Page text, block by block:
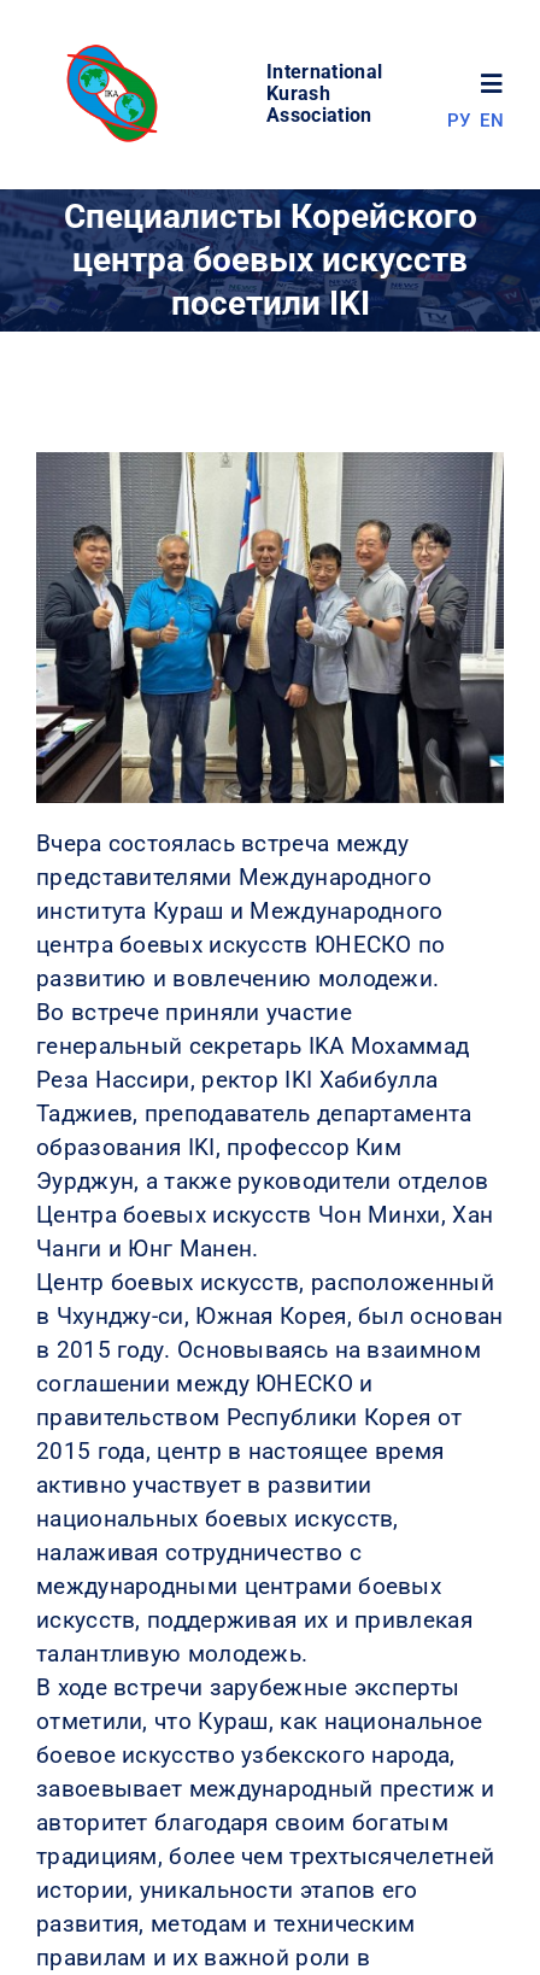
content
International
Kurash
Association
МИР КУРАША
РЕЗУЛЬТАТЫ
КОНТАКТЫ
РУ EN
Специалисты Корейского
центра боевых искусств
посетили IKI
Вчера состоялась встреча между
представителями Международного
института Кураш и Международного
центра боевых искусств ЮНЕСКО по
развитию и вовлечению молодежи.
Во встрече приняли участие
генеральный секретарь IKA Мохаммад
Реза Нассири, ректор IKI Хабибулла
Таджиев, преподаватель департамента
образования IKI, профессор Ким
Эурджун, а также руководители отделов
Центра боевых искусств Чон Минхи, Хан
Чанги и Юнг Манен.
Центр боевых искусств, расположенный
в Чхунджу-си, Южная Корея, был основан
в 2015 году. Основываясь на взаимном
соглашении между ЮНЕСКО и
правительством Республики Корея от
2015 года, центр в настоящее время
активно участвует в развитии
национальных боевых искусств,
налаживая сотрудничество с
международными центрами боевых
искусств, поддерживая их и привлекая
талантливую молодежь.
В ходе встречи зарубежные эксперты
отметили, что Кураш, как национальное
боевое искусство узбекского народа,
завоевывает международный престиж и
авторитет благодаря своим богатым
традициям, более чем трехтысячелетней
истории, уникальности этапов его
развития, методам и техническим
правилам и их важной роли в